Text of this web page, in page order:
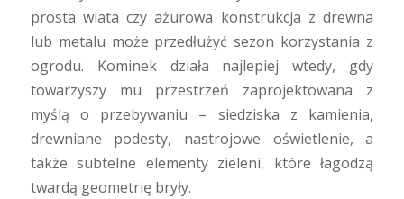
prosta wiata czy ażurowa konstrukcja z drewna
lub metalu może przedłużyć sezon korzystania z
ogrodu. Kominek działa najlepiej wtedy, gdy
towarzyszy mu przestrzeń zaprojektowana z
myślą o przebywaniu – siedziska z kamienia,
drewniane podesty, nastrojowe oświetlenie, a
także subtelne elementy zieleni, które łagodzą
twardą geometrię bryły.